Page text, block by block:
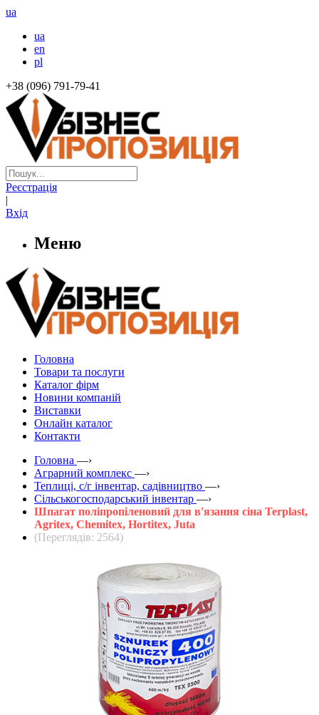
ua
ua
en
pl
+38 (096) 791-79-41
Реєстрація
|
Вхід
Меню
Головна
Товари та послуги
Каталог фірм
Новини компаній
Виставки
Онлайн каталог
Контакти
Головна —›
Аграрний комплекс —›
Теплиці, с/г інвентар, садівництво —›
Сільськогосподарський інвентар —›
Шпагат поліпропіленовий для в'язання сіна Terplast,
Agritex, Chemitex, Hortitex, Juta
(Переглядів: 2564)